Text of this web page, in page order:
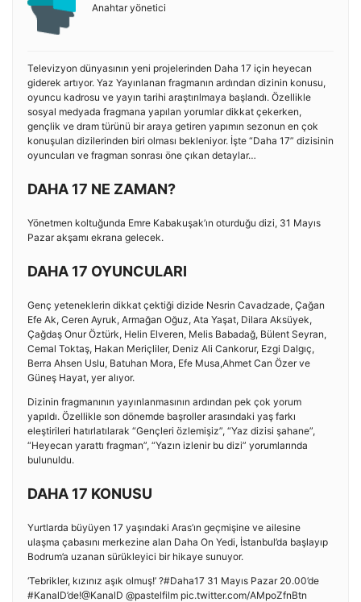
Anahtar yönetici
Televizyon dünyasının yeni projelerinden Daha 17 için heyecan
giderek artıyor. Yaz Yayınlanan fragmanın ardından dizinin konusu,
oyuncu kadrosu ve yayın tarihi araştırılmaya başlandı. Özellikle
sosyal medyada fragmana yapılan yorumlar dikkat çekerken,
gençlik ve dram türünü bir araya getiren yapımın sezonun en çok
konuşulan dizilerinden biri olması bekleniyor. İşte “Daha 17” dizisinin
oyuncuları ve fragman sonrası öne çıkan detaylar…
DAHA 17 NE ZAMAN?
Yönetmen koltuğunda Emre Kabakuşak’ın oturduğu dizi, 31 Mayıs
Pazar akşamı ekrana gelecek.
DAHA 17 OYUNCULARI
Genç yeteneklerin dikkat çektiği dizide Nesrin Cavadzade, Çağan
Efe Ak, Ceren Ayruk, Armağan Oğuz, Ata Yaşat, Dilara Aksüyek,
Çağdaş Onur Öztürk, Helin Elveren, Melis Babadağ, Bülent Seyran,
Cemal Toktaş, Hakan Meriçliler, Deniz Ali Cankorur, Ezgi Dalgıç,
Berra Ahsen Uslu, Batuhan Mora, Efe Musa,Ahmet Can Özer ve
Güneş Hayat, yer alıyor.
Dizinin fragmanının yayınlanmasının ardından pek çok yorum
yapıldı. Özellikle son dönemde başroller arasındaki yaş farkı
eleştirileri hatırlatılarak “Gençleri özlemişiz”, “Yaz dizisi şahane”,
“Heyecan yarattı fragman”, “Yazın izlenir bu dizi” yorumlarında
bulunuldu.
DAHA 17 KONUSU
Yurtlarda büyüyen 17 yaşındaki Aras’ın geçmişine ve ailesine
ulaşma çabasını merkezine alan Daha On Yedi, İstanbul’da başlayıp
Bodrum’a uzanan sürükleyici bir hikaye sunuyor.
‘Tebrikler, kızınız aşık olmuş!’ ?#Daha17 31 Mayıs Pazar 20.00’de
#KanalD’de!@KanalD @pastelfilm pic.twitter.com/AMpoZfnBtn